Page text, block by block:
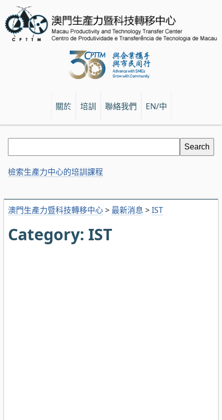
關於 培訓 聯絡我們 EN/中
澳門生產力暨科技轉移中心> 最新消息 >IST
Category: IST
檢索生產力中心的培訓課程